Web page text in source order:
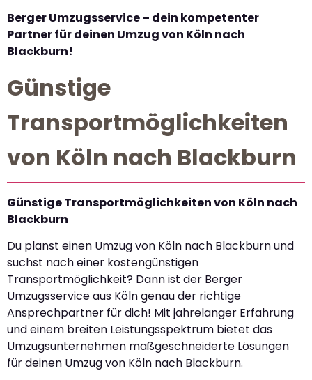
Berger Umzugsservice – dein kompetenter
Partner für deinen Umzug von Köln nach
Blackburn!
Günstige
Transportmöglichkeiten
von Köln nach Blackburn
Günstige Transportmöglichkeiten von Köln nach
Blackburn
Du planst einen Umzug von Köln nach Blackburn und
suchst nach einer kostengünstigen
Transportmöglichkeit? Dann ist der Berger
Umzugsservice aus Köln genau der richtige
Ansprechpartner für dich! Mit jahrelanger Erfahrung
und einem breiten Leistungsspektrum bietet das
Umzugsunternehmen maßgeschneiderte Lösungen
für deinen Umzug von Köln nach Blackburn.